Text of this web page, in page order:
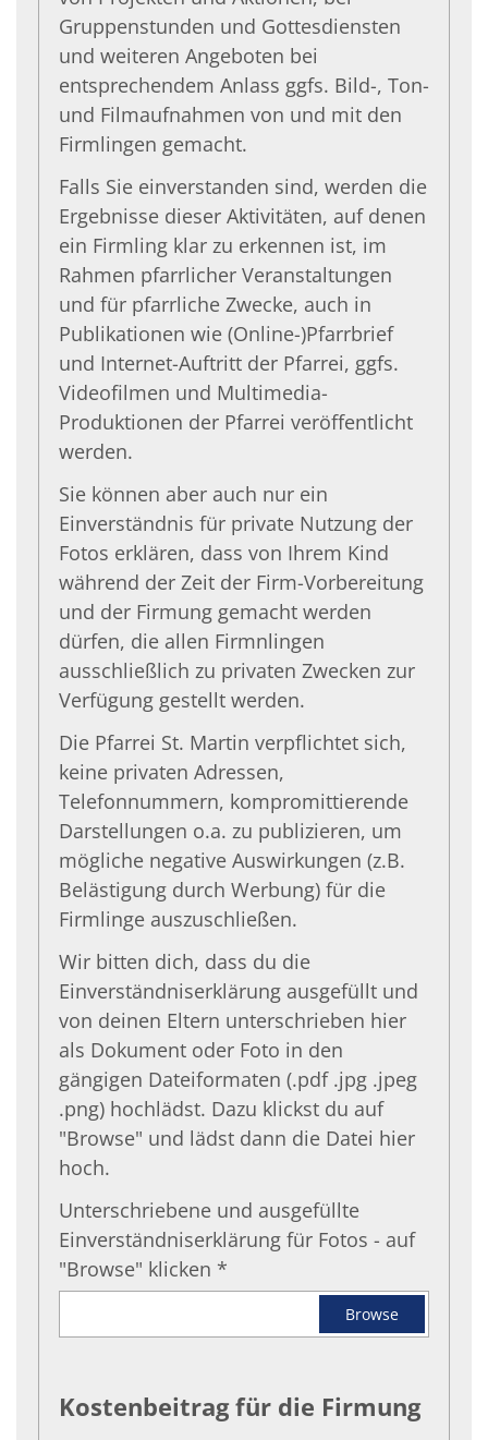
Gruppenstunden und Gottesdiensten
und weiteren Angeboten bei
entsprechendem Anlass ggfs. Bild-, Ton-
und Filmaufnahmen von und mit den
Firmlingen gemacht.
Falls Sie einverstanden sind, werden die
Ergebnisse dieser Aktivitäten, auf denen
ein Firmling klar zu erkennen ist, im
Rahmen pfarrlicher Veranstaltungen
und für pfarrliche Zwecke, auch in
Publikationen wie (Online-)Pfarrbrief
und Internet-Auftritt der Pfarrei, ggfs.
Videofilmen und Multimedia-
Produktionen der Pfarrei veröffentlicht
werden.
Sie können aber auch nur ein
Einverständnis für private Nutzung der
Fotos erklären, dass von Ihrem Kind
während der Zeit der Firm-Vorbereitung
und der Firmung gemacht werden
dürfen, die allen Firmnlingen
ausschließlich zu privaten Zwecken zur
Verfügung gestellt werden.
Die Pfarrei St. Martin verpflichtet sich,
keine privaten Adressen,
Telefonnummern, kompromittierende
Darstellungen o.a. zu publizieren, um
mögliche negative Auswirkungen (z.B.
Belästigung durch Werbung) für die
Firmlinge auszuschließen.
Wir bitten dich, dass du die
Einverständniserklärung ausgefüllt und
von deinen Eltern unterschrieben hier
als Dokument oder Foto in den
gängigen Dateiformaten (.pdf .jpg .jpeg
.png) hochlädst. Dazu klickst du auf
"Browse" und lädst dann die Datei hier
hoch.
Unterschriebene und ausgefüllte
Einverständniserklärung für Fotos - auf
"Browse" klicken *
Browse
Unterschriebene und ausgefüllte
Kostenbeitrag für die Firmung